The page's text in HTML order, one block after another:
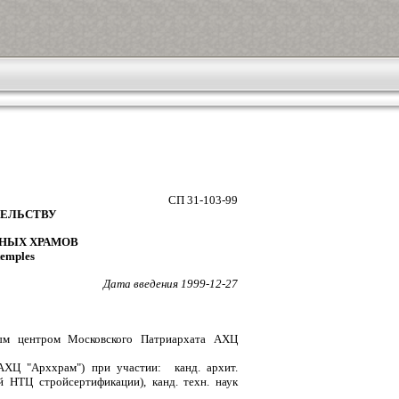
СП 31-103-99
ХРАМОВ
Дата введения 1999-12-27
центром Московского Патриархата АХЦ
"Арххрам") при участии: канд. архит.
стройсертификации), канд. техн. наук